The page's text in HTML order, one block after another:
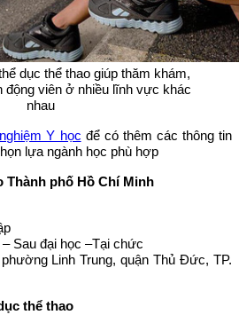
dục thể thao giúp thăm khám,
động viên ở nhiều lĩnh vực khác
nhau
Y học để có thêm các thông tin
lựa ngành học phù hợp
Thành phố Hồ Chí Minh
Sau đại học –Tại chức
Linh Trung, quận Thủ Đức, TP.
thể thao